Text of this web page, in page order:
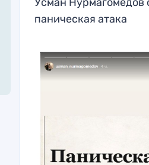
паническая атака